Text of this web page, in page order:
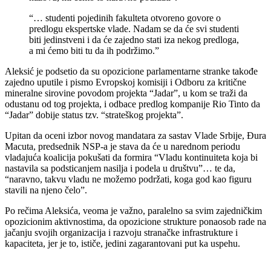
“… studenti pojedinih fakulteta otvoreno govore o
predlogu ekspertske vlade. Nadam se da će svi studenti
biti jedinstveni i da će zajedno stati iza nekog predloga,
a mi ćemo biti tu da ih podržimo.”
Aleksić je podsetio da su opozicione parlamentarne stranke takođe
zajedno uputile i pismo Evropskoj komisiji i Odboru za kritične
mineralne sirovine povodom projekta “Jadar”, u kom se traži da
odustanu od tog projekta, i odbace predlog kompanije Rio Tinto da
“Jadar” dobije status tzv. “strateškog projekta”.
Upitan da oceni izbor novog mandatara za sastav Vlade Srbije, Đura
Macuta, predsednik NSP-a je stava da će u narednom periodu
vladajuća koalicija pokušati da formira “Vladu kontinuiteta koja bi
nastavila sa podsticanjem nasilja i podela u društvu”… te da,
“naravno, takvu vladu ne možemo podržati, koga god kao figuru
stavili na njeno čelo”.
Po rečima Aleksića, veoma je važno, paralelno sa svim zajedničkim
opozicionim aktivnostima, da opozicione strukture ponaosob rade na
jačanju svojih organizacija i razvoju stranačke infrastrukture i
kapaciteta, jer je to, ističe, jedini zagarantovani put ka uspehu.